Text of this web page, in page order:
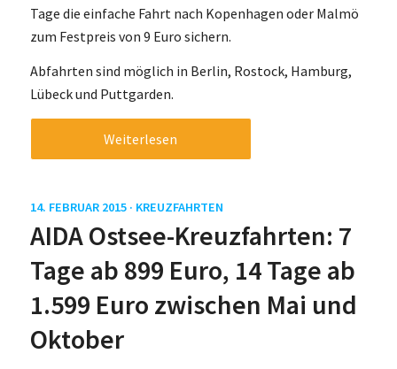
Tage die einfache Fahrt nach Kopenhagen oder Malmö
zum Festpreis von 9 Euro sichern.
Abfahrten sind möglich in Berlin, Rostock, Hamburg,
Lübeck und Puttgarden.
Weiterlesen
14. FEBRUAR 2015 · KREUZFAHRTEN
AIDA Ostsee-Kreuzfahrten: 7
Tage ab 899 Euro, 14 Tage ab
1.599 Euro zwischen Mai und
Oktober